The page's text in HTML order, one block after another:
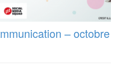
– octobre